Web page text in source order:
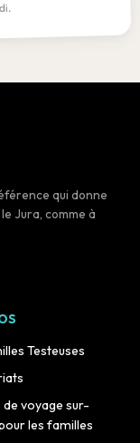
qui donne
Jura, comme à
Testeuses
de voyage sur-
les familles